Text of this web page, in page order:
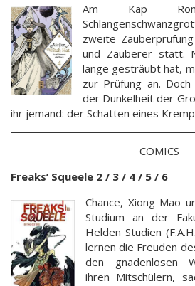
Am Kap
zweite
und Zauberer statt.
lange gesträubt hat,
zur Prüfung an.
der Dunkelheit der
ihr jemand: der Schatten eines
COMICS
Freaks’ Squeele 2 / 3 / 4 / 5 / 6
Chance, Xiong Mao
Studium an der
Helden Studien
lernen die Freuden
den gnadenlosen
ihren Mitschülern,